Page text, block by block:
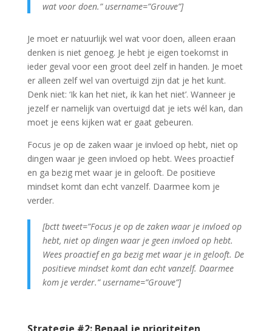
wat voor doen.” username=”Grouve”]
Je moet er natuurlijk wel wat voor doen, alleen eraan
denken is niet genoeg. Je hebt je eigen toekomst in
ieder geval voor een groot deel zelf in handen. Je moet
er alleen zelf wel van overtuigd zijn dat je het kunt.
Denk niet: ‘Ik kan het niet, ik kan het niet’. Wanneer je
jezelf er namelijk van overtuigd dat je iets wél kan, dan
moet je eens kijken wat er gaat gebeuren.
Focus je op de zaken waar je invloed op hebt, niet op
dingen waar je geen invloed op hebt. Wees proactief
en ga bezig met waar je in gelooft. De positieve
mindset komt dan echt vanzelf. Daarmee kom je
verder.
[bctt tweet=”Focus je op de zaken waar je invloed op
hebt, niet op dingen waar je geen invloed op hebt.
Wees proactief en ga bezig met waar je in gelooft. De
positieve mindset komt dan echt vanzelf. Daarmee
kom je verder.” username=”Grouve”]